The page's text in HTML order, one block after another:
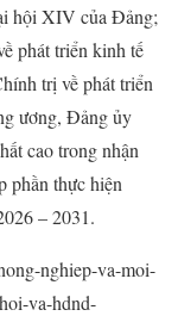
hội XIV của Đảng;
phát triển kinh tế
trị về phát triển
ương, Đảng ủy
cao trong nhận
phần thực hiện
– 2031.
nghiep-va-moi-
va-hdnd-